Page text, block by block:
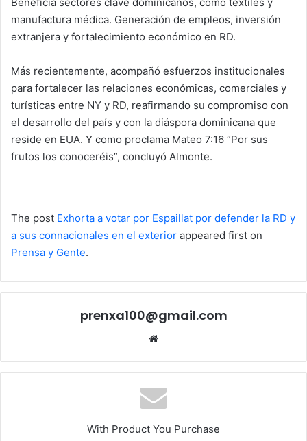
manufactura médica. Generación de empleos, inversión
extranjera y fortalecimiento económico en RD.
Más recientemente, acompañó esfuerzos institucionales
para fortalecer las relaciones económicas, comerciales y
turísticas entre NY y RD, reafirmando su compromiso con
el desarrollo del país y con la diáspora dominicana que
reside en EUA. Y como proclama Mateo 7:16 “Por sus
frutos los conoceréis”, concluyó Almonte.
The post Exhorta a votar por Espaillat por defender la RD y
a sus connacionales en el exterior appeared first on
Prensa y Gente.
prenxa100@gmail.com
With Product You Purchase